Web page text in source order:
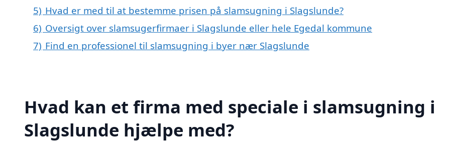
5) Hvad er med til at bestemme prisen på slamsugning i Slagslunde?
6) Oversigt over slamsugerfirmaer i Slagslunde eller hele Egedal kommune
7) Find en professionel til slamsugning i byer nær Slagslunde
Hvad kan et firma med speciale i slamsugning i
Slagslunde hjælpe med?